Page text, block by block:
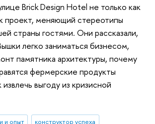
Brick Design Hotel не только как
проект, меняющий стереотипы
страны гостями. Они рассказали,
легко заниматься бизнесом,
памятника архитектуры, почему
фермерские продукты
извлечь выгоду из кризисной
и опыт конструктор успеха